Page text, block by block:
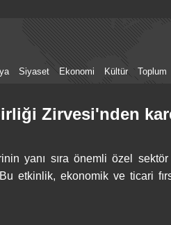
Siyaset Ekonomi Kültür Toplum
Zirvesi'nden
yanı sıra önemli özel sektör
etkinlik, ekonomik ve ticari